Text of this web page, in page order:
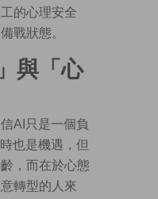
的心理安全
戰狀態。
與「心
AI只是一個負
也是機遇，但
，而在於心態
轉型的人來